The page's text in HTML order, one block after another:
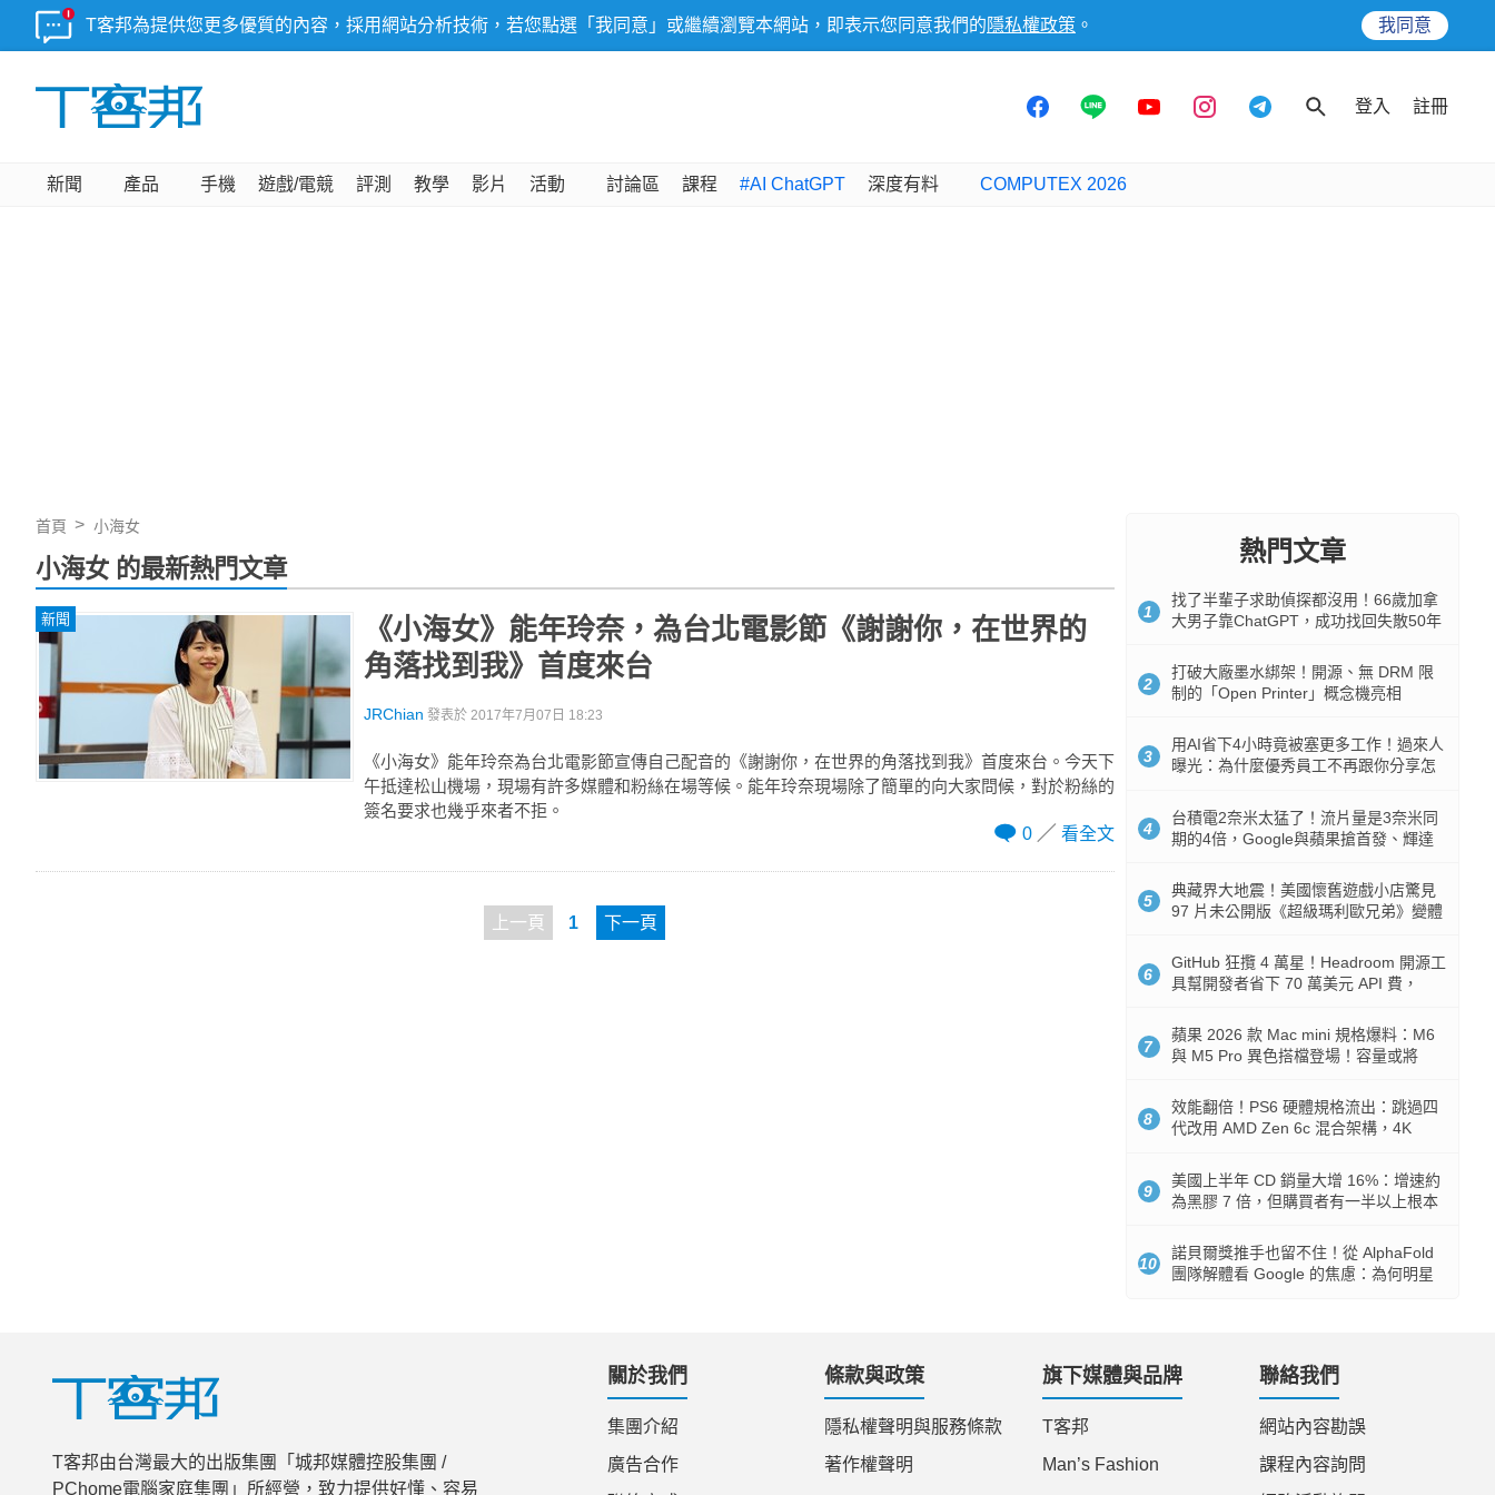
T客邦為提供您更多優質的內容，採用網站分析技術，若您點選「我同意」或繼續瀏覽本網站，即表示您同意我們的 隱私權政策 。 我同意
登入 註冊
新聞 產品 手機 遊戲/電競 評測 教學 影片 活動 討論區 課程 #AI ChatGPT 深度有料 COMPUTEX 2026
首頁 小海女
小海女 的最新熱門文章
新聞
《小海女》能年玲奈，為台北電影節《謝謝你，在世界的
角落找到我》首度來台
JRChian 發表於 2017年7月07日 18:23
《小海女》能年玲奈為台北電影節宣傳自己配音的《謝謝你，在世界的角落找到我》首度來台。今天下
午抵達松山機場，現場有許多媒體和粉絲在場等候。能年玲奈現場除了簡單的向大家問候，對於粉絲的
簽名要求也幾乎來者不拒。
0
看全文
上一頁 1 下一頁
熱門文章
1
找了半輩子求助偵探都沒用！66歲加拿
大男子靠ChatGPT，成功找回失散50年
2
打破大廠墨水綁架！開源、無 DRM 限
制的「Open Printer」概念機亮相
3
用AI省下4小時竟被塞更多工作！過來人
曝光：為什麼優秀員工不再跟你分享怎
4
台積電2奈米太猛了！流片量是3奈米同
期的4倍，Google與蘋果搶首發、輝達
5
典藏界大地震！美國懷舊遊戲小店驚見
97 片未公開版《超級瑪利歐兄弟》變體
6
GitHub 狂攬 4 萬星！Headroom 開源工
具幫開發者省下 70 萬美元 API 費，
7
蘋果 2026 款 Mac mini 規格爆料：M6
與 M5 Pro 異色搭檔登場！容量或將
8
效能翻倍！PS6 硬體規格流出：跳過四
代改用 AMD Zen 6c 混合架構，4K
9
美國上半年 CD 銷量大增 16%：增速約
為黑膠 7 倍，但購買者有一半以上根本
10
諾貝爾獎推手也留不住！從 AlphaFold
團隊解體看 Google 的焦慮：為何明星
T客邦由台灣最大的出版集團「城邦媒體控股集團 /
PChome電腦家庭集團」所經營，致力提供好懂、容易
關於我們
集團介紹
廣告合作
條款與政策
隱私權聲明與服務條款
著作權聲明
旗下媒體與品牌
T客邦
Man’s Fashion
聯絡我們
網站內容勘誤
課程內容詢問